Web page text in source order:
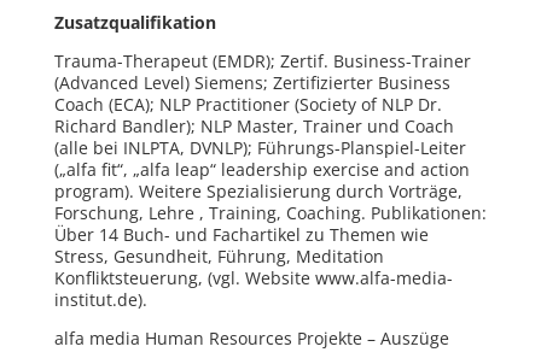
Zusatzqualifikation
Trauma-Therapeut (EMDR); Zertif. Business-Trainer
(Advanced Level) Siemens; Zertifizierter Business
Coach (ECA); NLP Practitioner (Society of NLP Dr.
Richard Bandler); NLP Master, Trainer und Coach
(alle bei INLPTA, DVNLP); Führungs-Planspiel-Leiter
(„alfa fit“, „alfa leap“ leadership exercise and action
program). Weitere Spezialisierung durch Vorträge,
Forschung, Lehre , Training, Coaching. Publikationen:
Über 14 Buch- und Fachartikel zu Themen wie
Stress, Gesundheit, Führung, Meditation
Konfliktsteuerung, (vgl. Website www.alfa-media-
institut.de).
alfa media Human Resources Projekte – Auszüge